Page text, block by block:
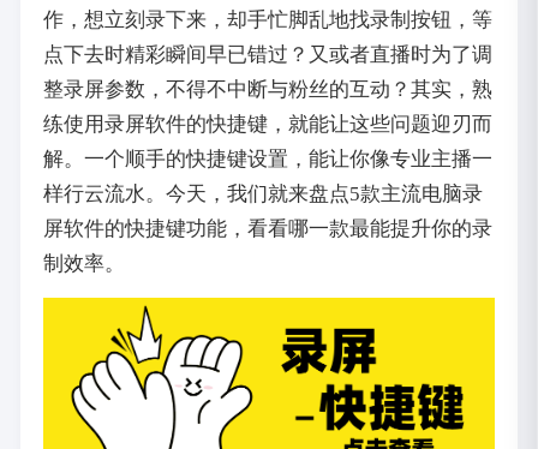
作，想立刻录下来，却手忙脚乱地找录制按钮，等
点下去时精彩瞬间早已错过？又或者直播时为了调
整录屏参数，不得不中断与粉丝的互动？其实，熟
练使用录屏软件的快捷键，就能让这些问题迎刃而
解。一个顺手的快捷键设置，能让你像专业主播一
样行云流水。今天，我们就来盘点5款主流电脑录
屏软件的快捷键功能，看看哪一款最能提升你的录
制效率。